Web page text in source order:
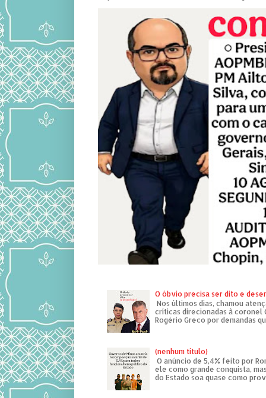
O óbvio precisa ser dito e
Nos últimos dias, chamou
críticas direcionadas à coronel
Rogério Greco por demandas
(nenhum título)
O anúncio de 5,4% feito por
ele como grande conquista,
do Estado soa quase como